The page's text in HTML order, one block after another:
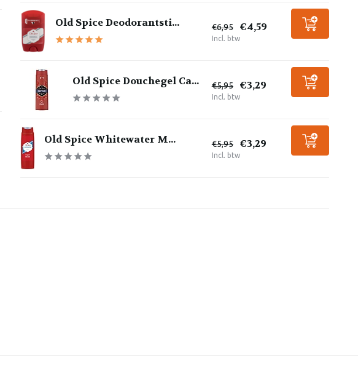
Old Spice Deodorantsti... €6,95 €4,59
Incl. btw
Old Spice Douchegel Ca... €5,95 €3,29
Incl. btw
Old Spice Whitewater M... €5,95 €3,29
Incl. btw